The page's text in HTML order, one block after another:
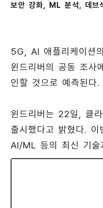
보안 강화, ML 분석, 데브
5G, AI 애플리케이션
윈드리버의 공동 조
인할 것으로 예측된다.
윈드리버는 22일, 클
출시했다고 밝혔다.
AI/ML 등의 최신 기술